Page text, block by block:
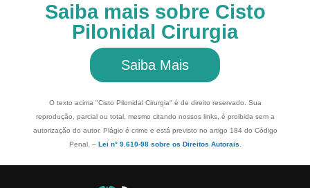
Saiba mais sobre Cisto
Pilonidal Cirurgia
Saiba Mais
O texto acima "Cisto Pilonidal Cirurgia" é de direito reservado. Sua
reprodução, parcial ou total, mesmo citando nossos links, é proibida sem a
autorização do autor. Plágio é crime e está previsto no artigo 184 do Código
Penal. – Lei n° 9.610-98 sobre os Direitos Autorais